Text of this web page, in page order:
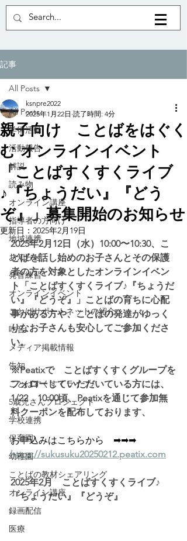
記事
All Posts
学術活動
活動報告
解説
読み物
オンライン講座
指導者の方向け
地域連携
お知らせ
発音練習
オンラインイベント
ことばサポートネットの紹介
吃音
メディア掲載情報
告知
ことばすくすくライブ♪
5歳児さんプロジェクト
学校連携
保育園
幼稚園
ことばの教材シェアリング
オンライン講座
録画配信
医療
All Posts
親子向け ことばをはぐく
む オンラインイベント
「ことばすくすくライブ
♪『ちょうだい』『どう
ぞ』」募集開始のお知らせ
ksnpre2022
2025年1月22日 読了時間: 4分
更新日： 2025年2月19日
2025年2月12日（水）10:00〜10:30、こ
とばを話し始めのお子さんとその保護
者の方を対象としたオンラインイベン
ト「ことばすくすくライブ♪『ちょうだ
い』『どうぞ』」ことばの育ちに心配
事がある方や、ことばの発達がゆっく
りなお子さんも安心してご参加くださ
い。
※Peatixで　ことばすくすくグループを
フォローしていただいている方には、
1/22　10:00頃、Peatixを通じて参加無
料クーポンを配布しております、
お申込みはこちらから　➡➡➡
https://sukusuku20250212.peatix.com
2025年2月　ことばすくすくライブ♪
『ちょうだい』『どうぞ』